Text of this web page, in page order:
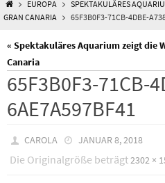
STARTEUROPA
SPEKTAKULÄRES
GRAN CANARIA
65F3B0F3-71CB-4DBE-
« Spektakuläres Aquarium zeigt die
Canaria
65F3B0F3-71CB-
6AE7A597BF41
CAROLA JANUAR 8, 2018
Die Originalgröße beträgt2302 ×